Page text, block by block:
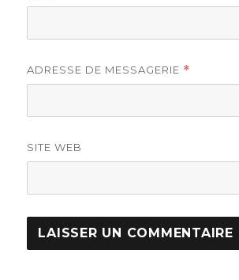
ADRESSE DE MESSAGERIE *
SITE WEB